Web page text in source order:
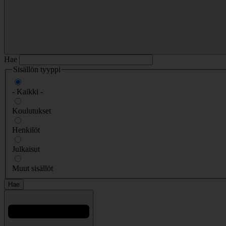
Hae
Sisällön tyyppi
- Kaikki -
Koulutukset
Henkilöt
Julkaisut
Muut sisällöt